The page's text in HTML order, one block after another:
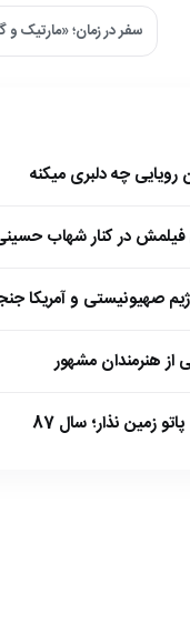
سفر در زمان؛ «مارتیک و
چه دلبری میکنه
صهیونیستی و آمریکا
هنرمندان مشهور
زمین نذار؛ سال 87